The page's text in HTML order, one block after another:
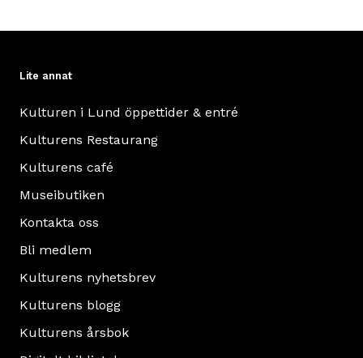
uthus
de
två
bostäderna
huset.
Läs
Allmogehallen
Lite annat
Kulturen i Lund öppettider & entré
Kulturens Restaurang
Kulturens café
Museibutiken
Kontakta oss
Bli medlem
Kulturens nyhetsbrev
Kulturens blogg
Kulturens årsbok